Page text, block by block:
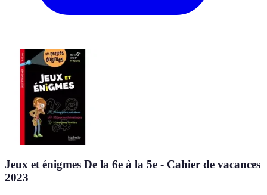
Jeux et énigmes De la 6e à la 5e - Cahier de vacances
2023